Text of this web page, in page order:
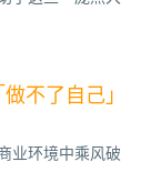
不了自己」
业环境中乘风破